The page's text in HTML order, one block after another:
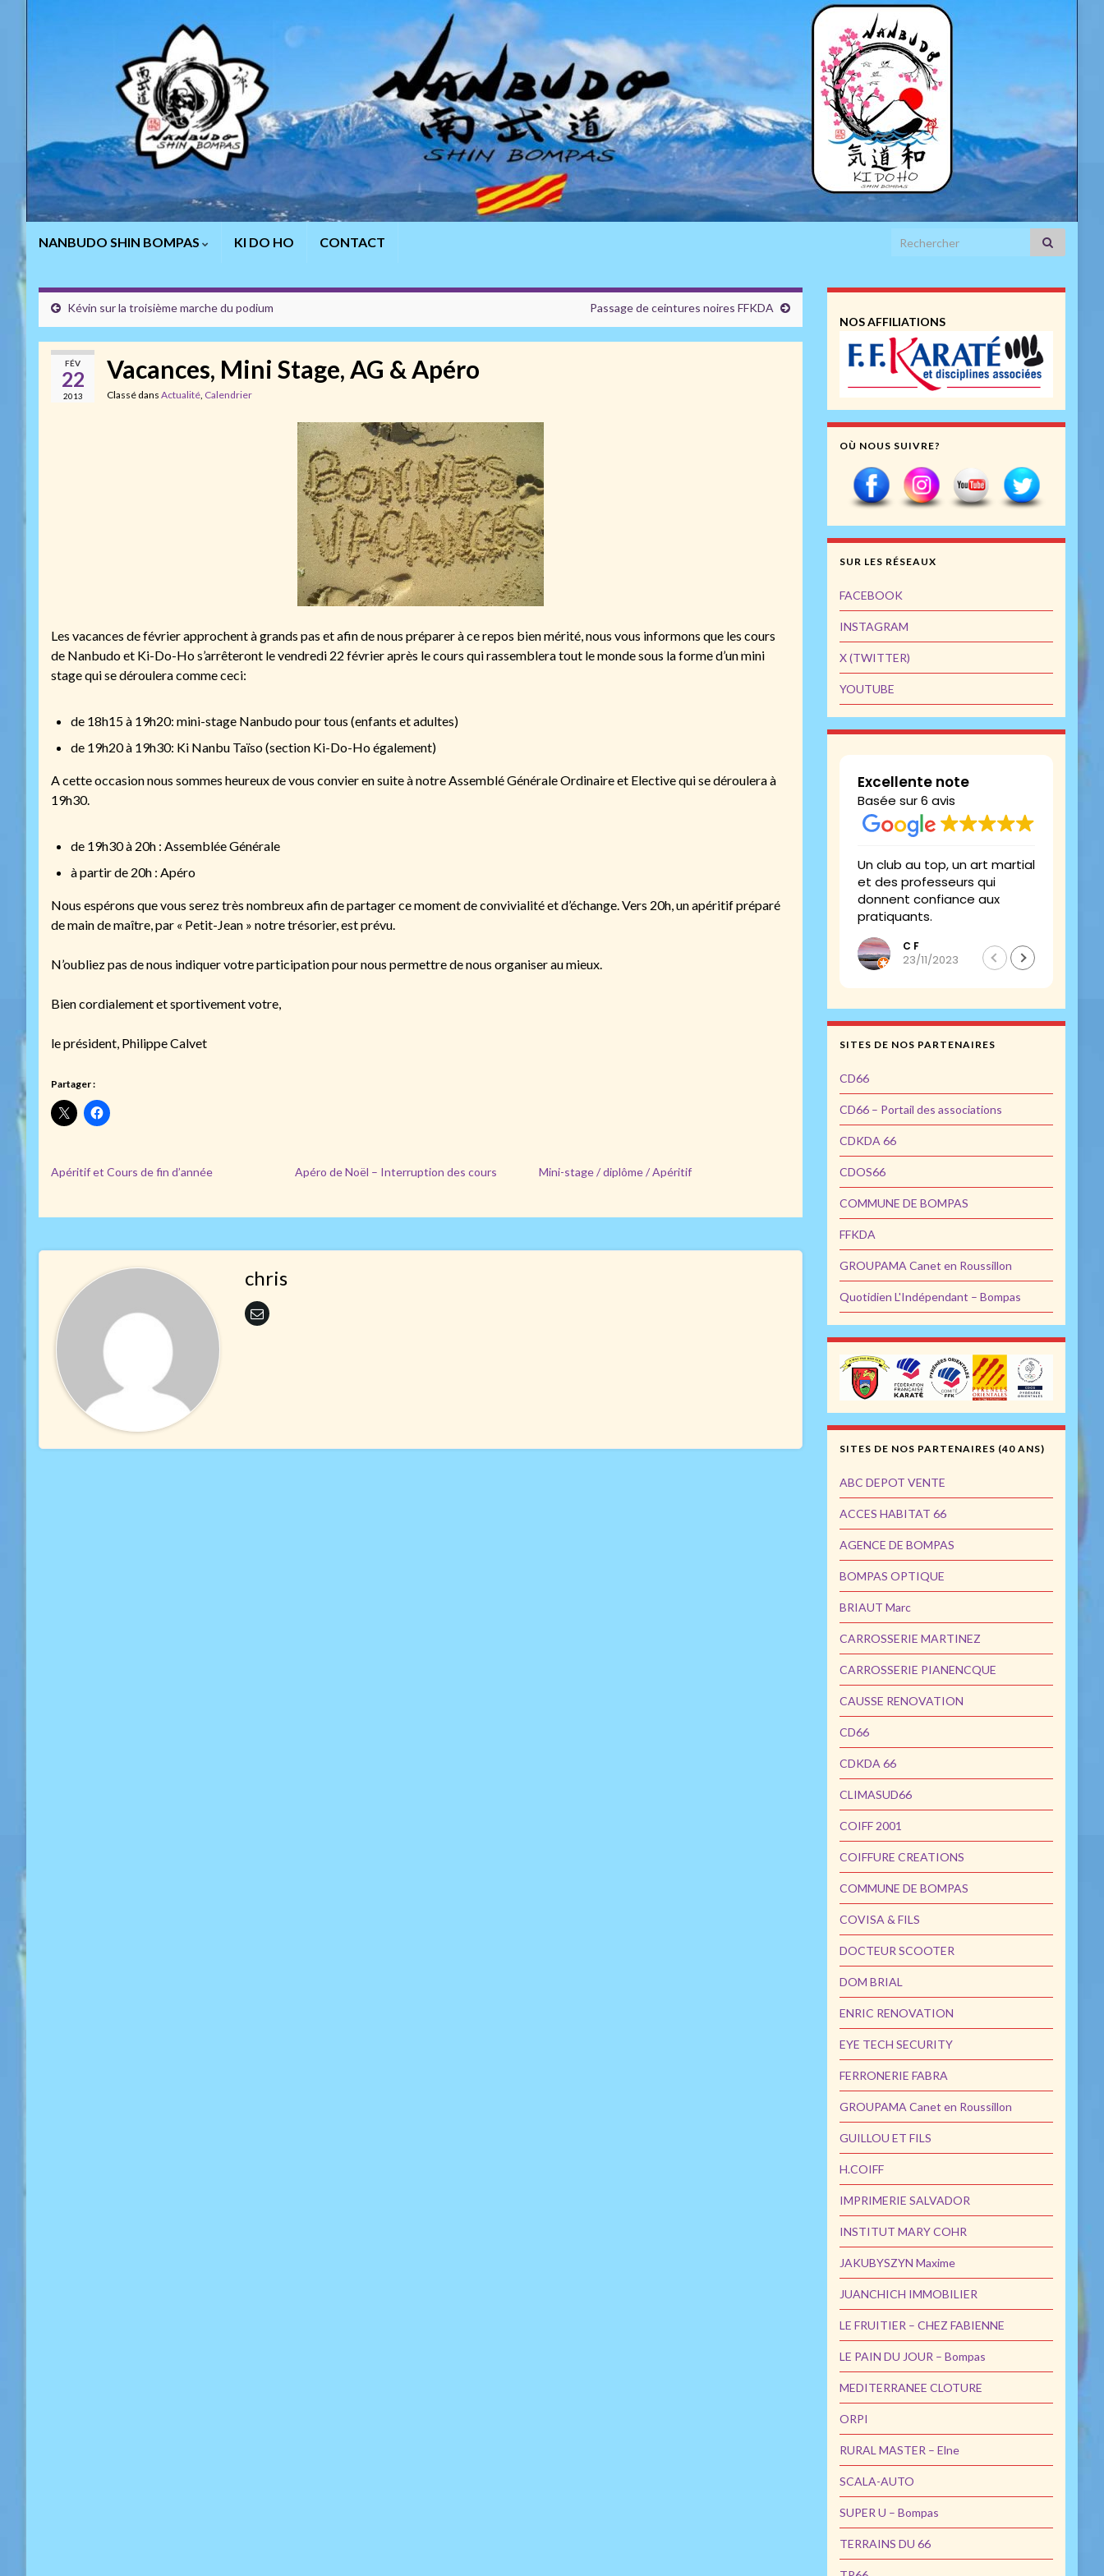
NANBUDO SHIN BOMPAS KI DO HO CONTACT Search for:
Kévin sur la troisième marche du podium Passage de ceintures noires FFKDA
FÉV
22
2013
Vacances, Mini Stage, AG & Apéro
Classé dans Actualité, Calendrier
Les vacances de février approchent à grands pas et afin de nous préparer à ce repos bien mérité, nous vous informons que les cours
de Nanbudo et Ki-Do-Ho s’arrêteront le vendredi 22 février après le cours qui rassemblera tout le monde sous la forme d’un mini
stage qui se déroulera comme ceci:
de 18h15 à 19h20: mini-stage Nanbudo pour tous (enfants et adultes)
de 19h20 à 19h30: Ki Nanbu Taïso (section Ki-Do-Ho également)
A cette occasion nous sommes heureux de vous convier en suite à notre Assemblé Générale Ordinaire et Elective qui se déroulera à
19h30.
de 19h30 à 20h : Assemblée Générale
à partir de 20h : Apéro
Nous espérons que vous serez très nombreux afin de partager ce moment de convivialité et d’échange. Vers 20h, un apéritif préparé
de main de maître, par « Petit-Jean » notre trésorier, est prévu.
N’oubliez pas de nous indiquer votre participation pour nous permettre de nous organiser au mieux.
Bien cordialement et sportivement votre,
le président, Philippe Calvet
Partager :
Apéritif et Cours de fin d’année Apéro de Noël – Interruption des cours Mini-stage / diplôme / Apéritif
chris
NOS AFFILIATIONS
OÙ NOUS SUIVRE?
SUR LES RÉSEAUX
FACEBOOK
INSTAGRAM
X (TWITTER)
YOUTUBE
Excellente note
Basée sur 6 avis
Un club au top, un art martial
et des professeurs qui
donnent confiance aux
pratiquants.
C F
23/11/2023
SITES DE NOS PARTENAIRES
CD66
CD66 – Portail des associations
CDKDA 66
CDOS66
COMMUNE DE BOMPAS
FFKDA
GROUPAMA Canet en Roussillon
Quotidien L'Indépendant – Bompas
SITES DE NOS PARTENAIRES (40 ANS)
ABC DEPOT VENTE
ACCES HABITAT 66
AGENCE DE BOMPAS
BOMPAS OPTIQUE
BRIAUT Marc
CARROSSERIE MARTINEZ
CARROSSERIE PIANENCQUE
CAUSSE RENOVATION
CD66
CDKDA 66
CLIMASUD66
COIFF 2001
COIFFURE CREATIONS
COMMUNE DE BOMPAS
COVISA & FILS
DOCTEUR SCOOTER
DOM BRIAL
ENRIC RENOVATION
EYE TECH SECURITY
FERRONERIE FABRA
GROUPAMA Canet en Roussillon
GUILLOU ET FILS
H.COIFF
IMPRIMERIE SALVADOR
INSTITUT MARY COHR
JAKUBYSZYN Maxime
JUANCHICH IMMOBILIER
LE FRUITIER – CHEZ FABIENNE
LE PAIN DU JOUR – Bompas
MEDITERRANEE CLOTURE
ORPI
RURAL MASTER – Elne
SCALA-AUTO
SUPER U – Bompas
TERRAINS DU 66